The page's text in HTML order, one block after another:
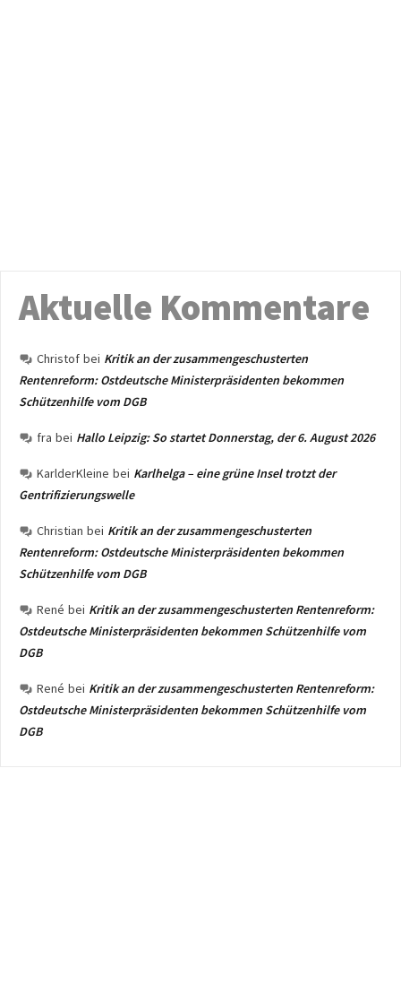
Aktuelle Kommentare
Christof bei Kritik an der zusammengeschusterten
Rentenreform: Ostdeutsche Ministerpräsidenten bekommen
Schützenhilfe vom DGB
fra bei Hallo Leipzig: So startet Donnerstag, der 6. August 2026
KarlderKleine bei Karlhelga – eine grüne Insel trotzt der
Gentrifizierungswelle
Christian bei Kritik an der zusammengeschusterten
Rentenreform: Ostdeutsche Ministerpräsidenten bekommen
Schützenhilfe vom DGB
René bei Kritik an der zusammengeschusterten Rentenreform:
Ostdeutsche Ministerpräsidenten bekommen Schützenhilfe vom
DGB
René bei Kritik an der zusammengeschusterten Rentenreform:
Ostdeutsche Ministerpräsidenten bekommen Schützenhilfe vom
DGB